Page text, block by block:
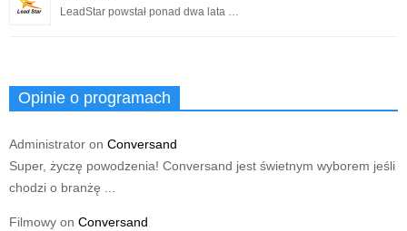
LeadStar powstał ponad dwa lata …
Opinie o programach
Administrator on Conversand
Super, życzę powodzenia! Conversand jest świetnym wyborem jeśli
chodzi o branżę ...
Filmowy on Conversand